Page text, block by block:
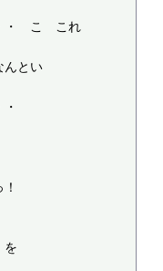
・　こ　これ
んとい
を